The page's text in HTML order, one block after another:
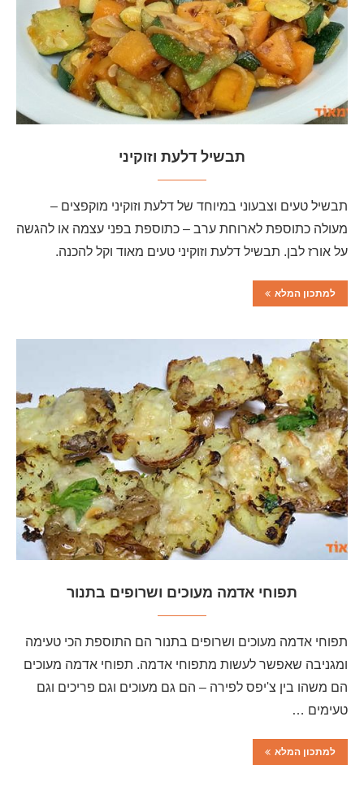
תבשיל דלעת וזוקיני
תבשיל טעים וצבעוני במיוחד של דלעת וזוקיני מוקפצים –
מעולה כתוספת לארוחת ערב – כתוספת בפני עצמה או להגשה
על אורז לבן. תבשיל דלעת וזוקיני טעים מאוד וקל להכנה.
למתכון המלא
תפוחי אדמה מעוכים ושרופים בתנור
תפוחי אדמה מעוכים ושרופים בתנור הם התוספת הכי טעימה
ומגניבה שאפשר לעשות מתפוחי אדמה. תפוחי אדמה מעוכים
הם משהו בין צ'יפס לפירה – הם גם מעוכים וגם פריכים וגם
טעימים …
למתכון המלא